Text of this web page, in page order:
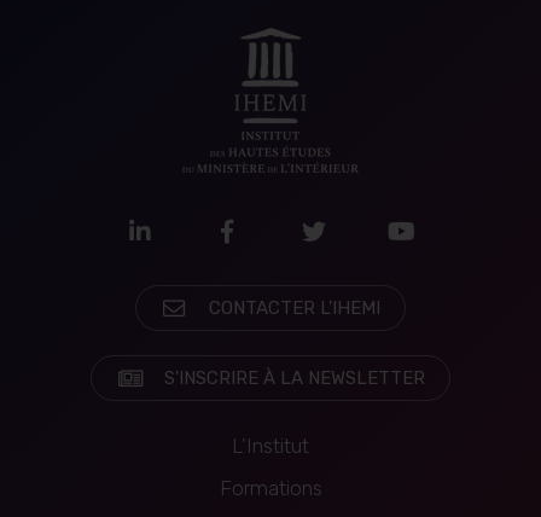
LinkedInFacebookTwitterYoutube
CONTACTER L'IHEMI
S'INSCRIRE À LA NEWSLETTER
L'Institut
Formations